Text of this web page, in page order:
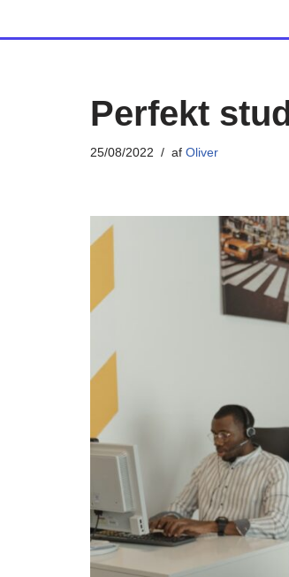
Perfekt
25/08/2022 af Oliver